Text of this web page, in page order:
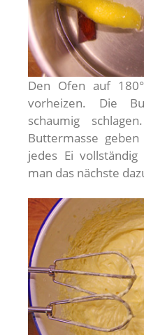
Den Ofen auf
vorheizen. Die
schaumig
Buttermasse
jedes Ei
man das nächste